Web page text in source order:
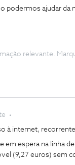
podermos ajudar da
relevante.
à internet,
em espera na linha
(9,27 euros) sem